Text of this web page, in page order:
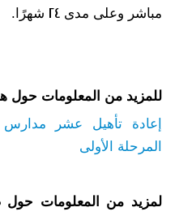
مباشر وعلى مدى 24 شهرًا.
للمزيد من المعلومات حول
إعادة تأهيل عشر
المرحلة الأولى
لمزيد من المعلومات حول